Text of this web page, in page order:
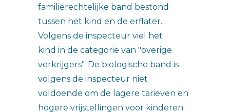
familierechtelijke band bestond
tussen het kind en de erflater.
Volgens de inspecteur viel het
kind in de categorie van "overige
verkrijgers". De biologische band is
volgens de inspecteur niet
voldoende om de lagere tarieven en
hogere vrijstellingen voor kinderen